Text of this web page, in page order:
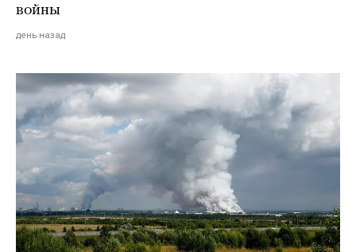
войны
день назад